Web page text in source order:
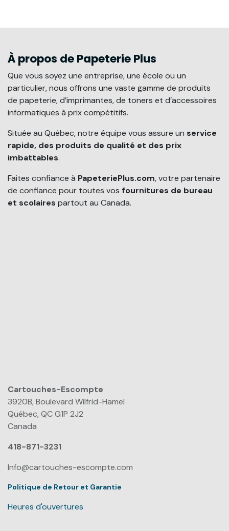
À propos de Papeterie Plus
Que vous soyez une entreprise, une école ou un
particulier, nous offrons une vaste gamme de produits
de papeterie, d’imprimantes, de toners et d’accessoires
informatiques à prix compétitifs.
Située au Québec, notre équipe vous assure un service
rapide, des produits de qualité et des prix
imbattables.
Faites confiance à PapeteriePlus.com, votre partenaire
de confiance pour toutes vos fournitures de bureau
et scolaires partout au Canada.
Cartouches-Escompte
3920B, Boulevard Wilfrid-Hamel
Québec, QC G1P 2J2
Canada
418-871-3231
Info@cartouches-escompte.com
Politique de Retour et Garantie
Heures d'ouvertures